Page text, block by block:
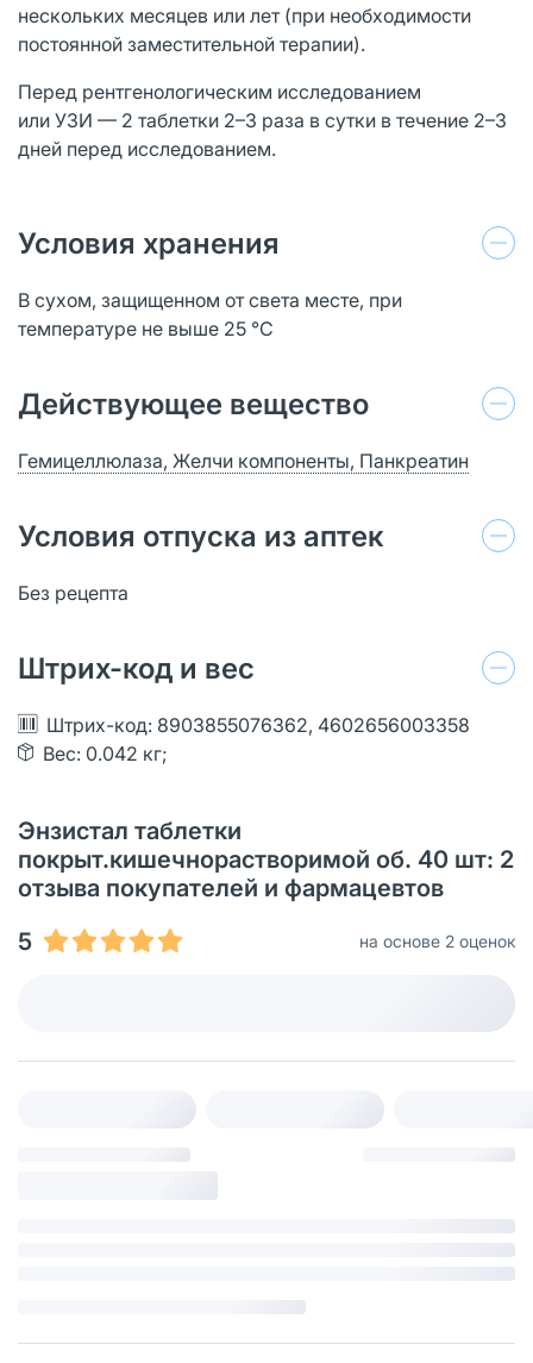
нескольких месяцев или лет (при необходимости
постоянной заместительной терапии).
Перед рентгенологическим исследованием
или УЗИ — 2 таблетки 2–3 раза в сутки в течение 2–3
дней перед исследованием.
Условия хранения
В сухом, защищенном от света месте, при
температуре не выше 25 °C
Действующее вещество
Гемицеллюлаза, Желчи компоненты, Панкреатин
Условия отпуска из аптек
Без рецепта
Штрих-код и вес
Штрих-код: 8903855076362, 4602656003358
Вес: 0.042 кг;
Энзистал таблетки
покрыт.кишечнорастворимой об. 40 шт: 2
отзыва покупателей и фармацевтов
5
на основе 2 оценок